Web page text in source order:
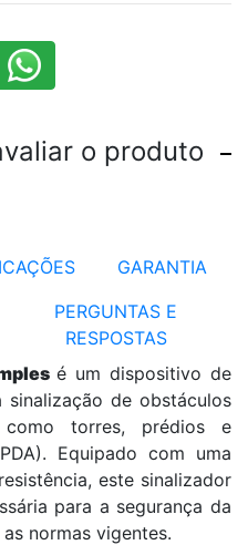
o produto
GARANTIA
PERGUNTAS E
RESPOSTAS
é um dispositivo de
sinalização de obstáculos
como torres, prédios e
Equipado com uma
este sinalizador
para a segurança da
normas vigentes.